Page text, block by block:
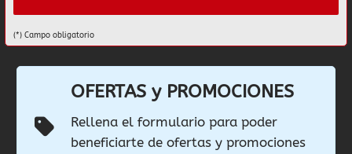
(*) Campo obligatorio
OFERTAS y PROMOCIONES
Rellena el formulario para poder
beneficiarte de ofertas y promociones